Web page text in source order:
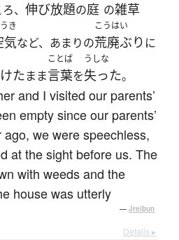
、 伸び放題の庭 の雑草
き
気など、あまりの
こうはい
荒廃ぶり に
たまま
ことば
言葉を
うしな
失った。
and I visited our parents’
empty since our parents’
we were speechless,
at the sight before us. The
with weeds and the
house was utterly
— Jreibun
Details ▸